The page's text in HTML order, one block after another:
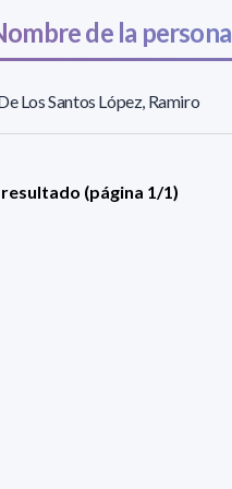
de la persona
Los Santos López, Ramiro
resultado (página 1/1)